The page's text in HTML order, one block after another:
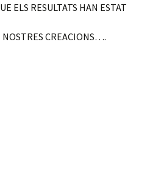
ELS RESULTATS HAN ESTAT
NOSTRES CREACIONS….